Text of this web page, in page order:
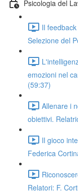
Psicologia del
Il
Selezione del
emozioni nel
(59:37)
Allenare i
obiettivi.
Il gioco
Federica
Relatori: F.